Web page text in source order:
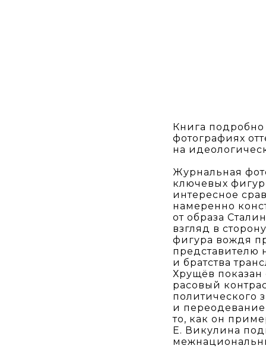
Книга подробно
фотографиях
на
Журнальная
ключевых
интересное
намеренно
от образа
взгляд в
фигура вождя
представителю
и братства
Хрущёв
расовый
политического
и
то, как он
Е. Викулина